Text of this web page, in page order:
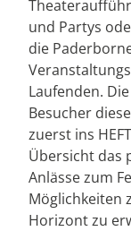
und Partys
die
Laufenden.
Besucher
zuerst ins
Übersicht das
Anlässe zum
Möglichkeiten
Horizont zu